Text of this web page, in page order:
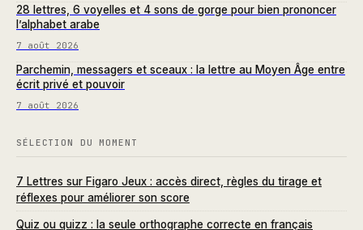
28 lettres, 6 voyelles et 4 sons de gorge pour bien prononcer
l’alphabet arabe
7 août 2026
Parchemin, messagers et sceaux : la lettre au Moyen Âge entre
écrit privé et pouvoir
7 août 2026
SÉLECTION DU MOMENT
7 Lettres sur Figaro Jeux : accès direct, règles du tirage et
réflexes pour améliorer son score
Quiz ou quizz : la seule orthographe correcte en français